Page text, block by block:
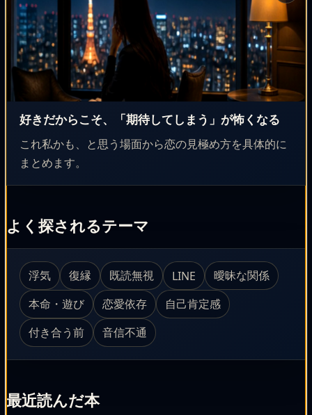
好きだからこそ、「期待してしまう」が怖くなる
これ私かも、と思う場面から恋の見極め方を具体的に
まとめます。
よく探されるテーマ
浮気 復縁 既読無視 LINE
曖昧な関係
本命・遊び
恋愛依存
自己肯定感
付き合う前
音信不通
最近読んだ本